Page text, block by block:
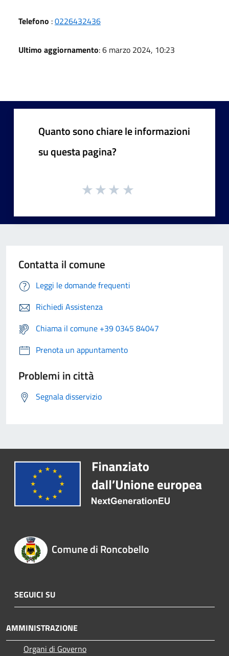
Telefono :0226432436
Ultimo aggiornamento: 6 marzo 2024, 10:23
Quanto sono chiare le informazioni
su questa pagina?
Contatta il comune
Leggi le domande frequenti
Richiedi Assistenza
Chiama il comune +39 0345 84047
Prenota un appuntamento
Problemi in città
Segnala disservizio
Comune di Roncobello
SEGUICI SU
AMMINISTRAZIONE
Organi di Governo